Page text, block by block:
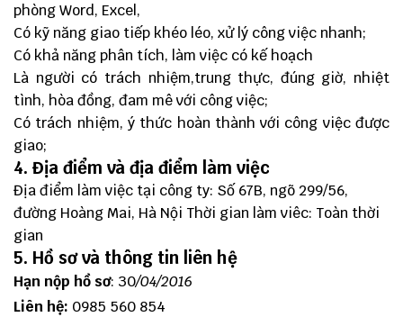
phòng Word, Excel,
Có kỹ năng giao tiếp khéo léo, xử lý công việc nhanh;
Có khả năng phân tích, làm việc có kế hoạch
Là người có trách nhiệm,trung thực, đúng giờ, nhiệt
tình, hòa đồng, đam mê với công việc;
Có trách nhiệm, ý thức hoàn thành với công việc được
giao;
4. Địa điểm và địa điểm làm việc
Địa điểm làm việc tại công ty: Số 67B, ngõ 299/56,
đường Hoàng Mai, Hà Nội Thời gian làm viêc: Toàn thời
gian
5. Hồ sơ và thông tin liên hệ
Hạn nộp hồ sơ: 30/04/2016
Liên hệ: 0985 560 854